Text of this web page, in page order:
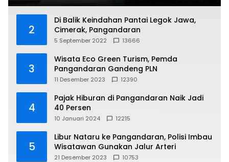
2
Di Balik Keindahan Pantai Legok Jawa,
Cimerak, Pangandaran
5 September 2022 13666
3
Wisata Eco Green Turism, Pemda
Pangandaran Gandeng PLN
11 Desember 2023 12390
4
Pajak Hiburan di Pangandaran Naik Jadi
40 Persen
10 Januari 2024 12215
5
Libur Nataru ke Pangandaran, Polisi Imbau
Wisatawan Gunakan Jalur Arteri
21 Desember 2023 10753